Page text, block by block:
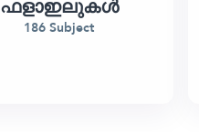
186 Subject